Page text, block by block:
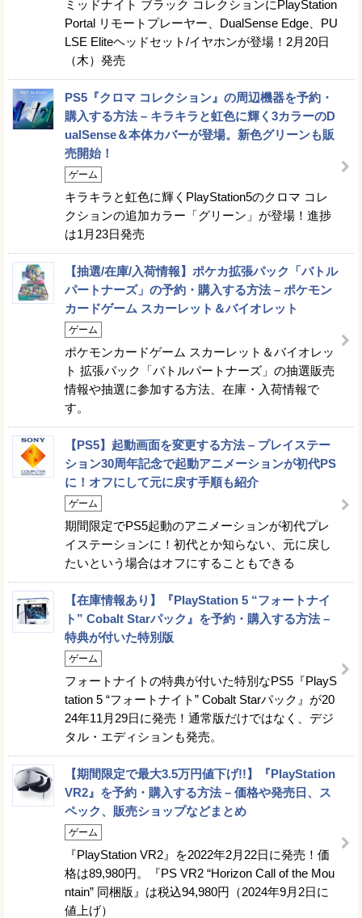
ミッドナイト ブラック コレクションにPlayStation
Portal リモートプレーヤー、DualSense Edge、PU
LSE Eliteヘッドセット/イヤホンが登場！2月20日
（木）発売
PS5『クロマ コレクション』の周辺機器を予約・
購入する方法 – キラキラと虹色に輝く3カラーのD
ualSense＆本体カバーが登場。新色グリーンも販
売開始！
ゲーム
キラキラと虹色に輝くPlayStation5のクロマ コレ
クションの追加カラー「グリーン」が登場！進捗
は1月23日発売
【抽選/在庫/入荷情報】ポケカ拡張パック「バトル
パートナーズ」の予約・購入する方法 – ポケモン
カードゲーム スカーレット＆バイオレット
ゲーム
ポケモンカードゲーム スカーレット＆バイオレッ
ト 拡張パック「バトルパートナーズ」の抽選販売
情報や抽選に参加する方法、在庫・入荷情報で
す。
【PS5】起動画面を変更する方法 – プレイステー
ション30周年記念で起動アニメーションが初代PS
に！オフにして元に戻す手順も紹介
ゲーム
期間限定でPS5起動のアニメーションが初代プレ
イステーションに！初代とか知らない、元に戻し
たいという場合はオフにすることもできる
【在庫情報あり】『PlayStation 5 “フォートナイ
ト” Cobalt Starパック』を予約・購入する方法 –
特典が付いた特別版
ゲーム
フォートナイトの特典が付いた特別なPS5『PlayS
tation 5 “フォートナイト” Cobalt Starパック』が20
24年11月29日に発売！通常版だけではなく、デジ
タル・エディションも発売。
【期間限定で最大3.5万円値下げ!!】『PlayStation
VR2』を予約・購入する方法 – 価格や発売日、ス
ペック、販売ショップなどまとめ
ゲーム
『PlayStation VR2』を2022年2月22日に発売！価
格は89,980円。『PS VR2 “Horizon Call of the Mou
ntain” 同梱版』は税込94,980円（2024年9月2日に
値上げ）